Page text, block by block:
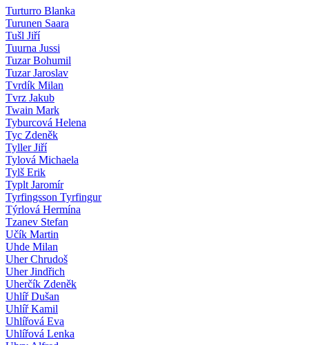
Turturro Blanka
Turunen Saara
Tušl Jiří
Tuurna Jussi
Tuzar Bohumil
Tuzar Jaroslav
Tvrdík Milan
Tvrz Jakub
Twain Mark
Tyburcová Helena
Tyc Zdeněk
Tyller Jiří
Tylová Michaela
Tylš Erik
Typlt Jaromír
Tyrfingsson Tyrfingur
Týrlová Hermína
Tzanev Stefan
Učík Martin
Uhde Milan
Uher Chrudoš
Uher Jindřich
Uherčík Zdeněk
Uhlíř Dušan
Uhlíř Kamil
Uhlířová Eva
Uhlířová Lenka